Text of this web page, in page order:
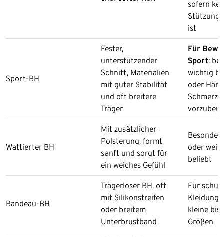
sofern
Stützung
ist
Sport-BH
Fester,
unterstützender
Schnitt, Materialien
mit guter Stabilität
und oft breitere
Träger
Für
Sport;
wichtig
oder
Wattierter BH
Mit zusätzlicher
Polsterung, formt
sanft und sorgt für
ein weiches Gefühl
oder
beliebt
Bandeau-BH
Trägerloser BH, oft
mit Silikonstreifen
oder breitem
Unterbrustband
Für
Kleidung;
kleine bis
Größen